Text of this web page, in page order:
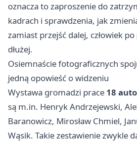
oznacza to zaproszenie do
kadrach i sprawdzenia, jak
zamiast przejść dalej, człowiek
dłużej.
Osiemnaście fotograficznych
jedną opowieść o widzeniu
Wystawa gromadzi prace 18
są m.in. Henryk Andrzejewski,
Baranowicz, Mirosław Chmiel,
Wąsik. Takie zestawienie zwykle